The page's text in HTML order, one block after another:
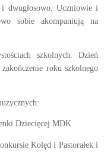
dwugłosowo. Uczniowie i
sobie akompaniują na
szkolnych: Dzień
roku szkolnego
Dziecięcej MDK
Kolęd i Pastorałek i